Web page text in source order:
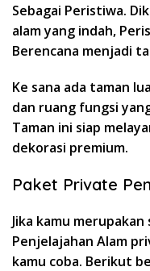
Sebagai Peristiwa.
alam yang indah,
Berencana menjadi
Ke sana ada taman
dan ruang fungsi
Taman ini siap
dekorasi premium.
Paket Private
Jika kamu
Penjelajahan Alam
kamu coba. Berikut